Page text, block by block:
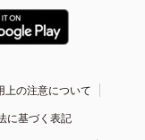
上の注意について
に基づく表記